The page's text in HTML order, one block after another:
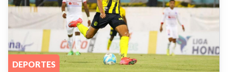
DEPORTES